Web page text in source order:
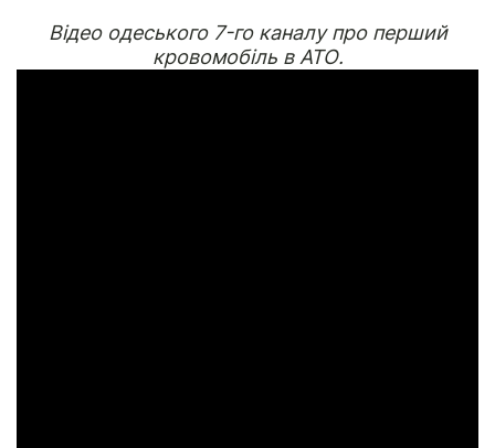
Відео одеського 7-го каналу про перший
кровомобіль в АТО.